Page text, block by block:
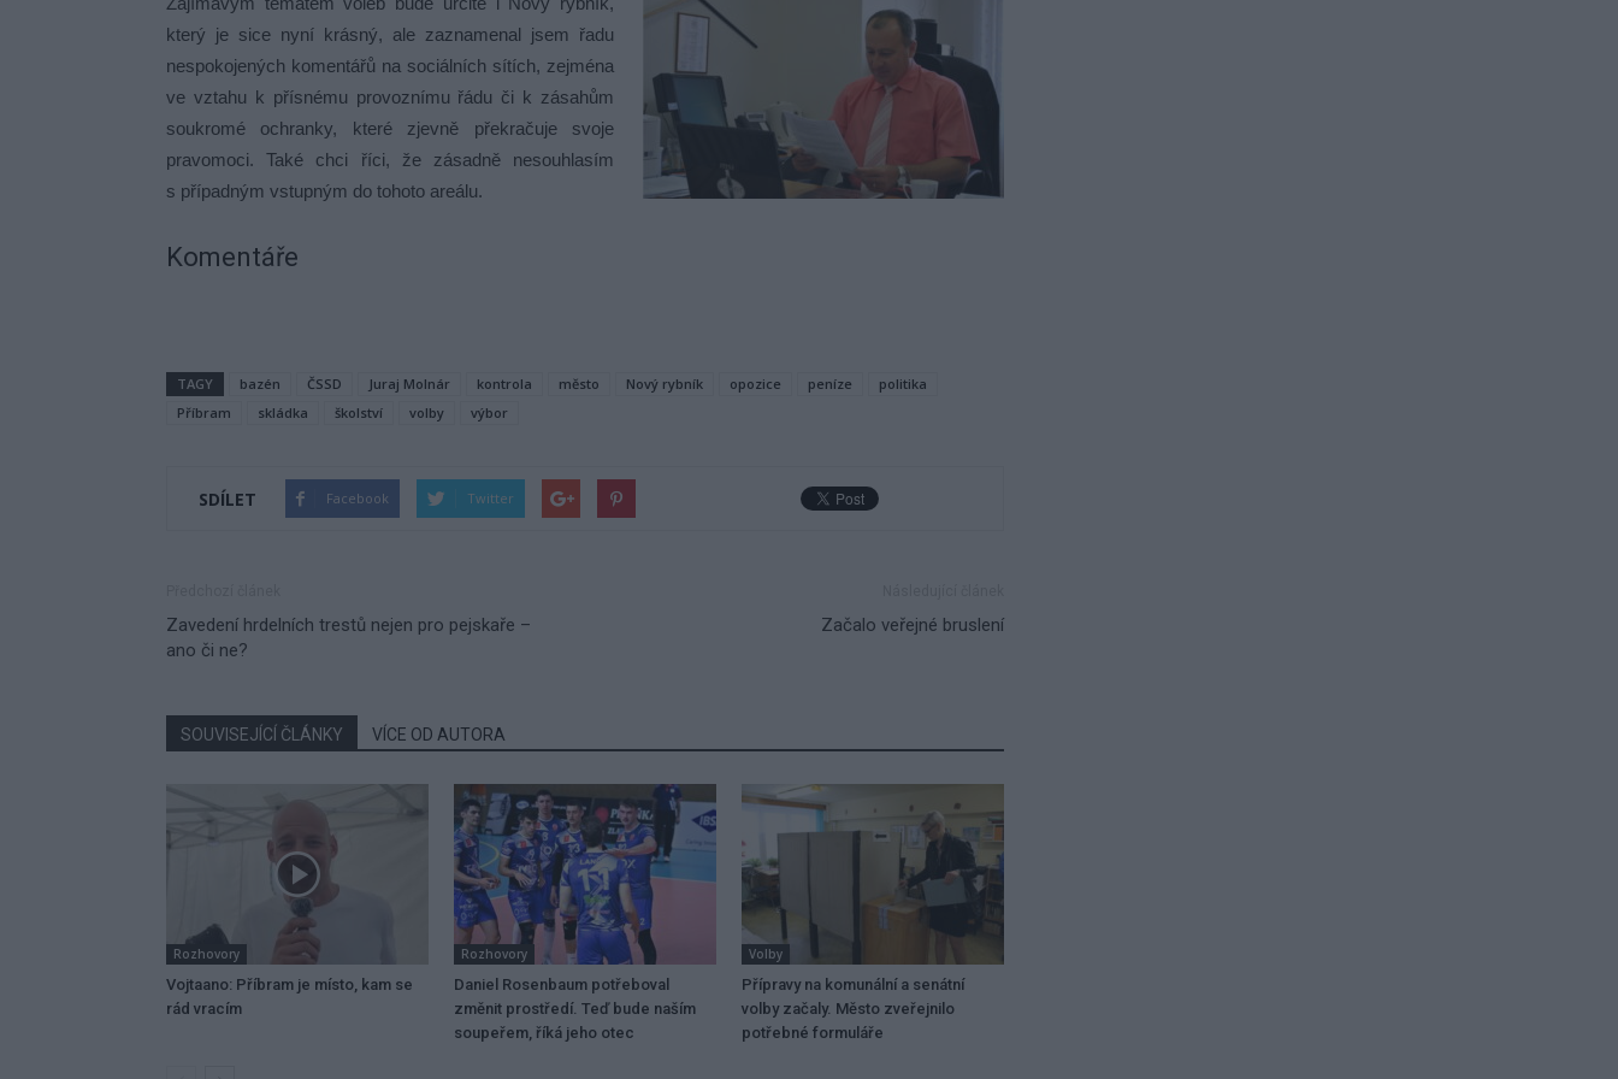
který je sice nyní krásný, ale zaznamenal jsem řadu
nespokojených komentářů na sociálních sítích, zejména
ve vztahu k přísnému provoznímu řádu či k zásahům
soukromé ochranky, které zjevně překračuje svoje
pravomoci. Také chci říci, že zásadně nesouhlasím
s případným vstupným do tohoto areálu.
Komentáře
TAGY bazén ČSSD Juraj Molnár kontrola město Nový rybník opozice peníze
politika
Příbram
skládka školství volby výbor
SDÍLET Facebook Twitter
Zavedení hrdelních trestů nejen pro pejskaře –
ano či ne?
Začalo veřejné bruslení
SOUVISEJÍCÍ ČLÁNKY VÍCE OD AUTORA
Rozhovory
Vojtaano: Příbram je místo, kam se
rád vracím
Rozhovory
Daniel Rosenbaum potřeboval
změnit prostředí. Teď bude naším
soupeřem, říká jeho otec
Volby
Přípravy na komunální a senátní
volby začaly. Město zveřejnilo
potřebné formuláře